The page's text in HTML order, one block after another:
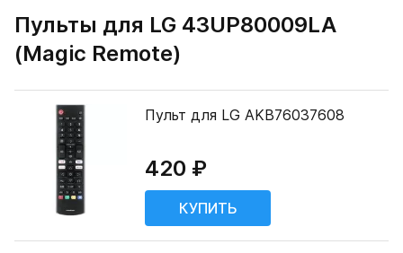
Пульты для LG 43UP80009LA
(Magic Remote)
Пульт для LG AKB76037608
420 ₽